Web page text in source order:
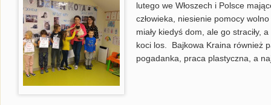
lutego we Włoszech i Polsce
człowieka, niesienie pomocy
miały kiedyś dom, ale go straciły,
koci los. Bajkowa Kraina również
pogadanka, praca plastyczna, a